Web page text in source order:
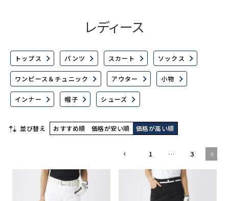
レディース
トップス パンツ スカート ソックス
ワンピース＆チュニック アウター 小物
インナー 帽子 シューズ
並び替え おすすめ順 価格が安い順 価格が高い順
1 … 3 4